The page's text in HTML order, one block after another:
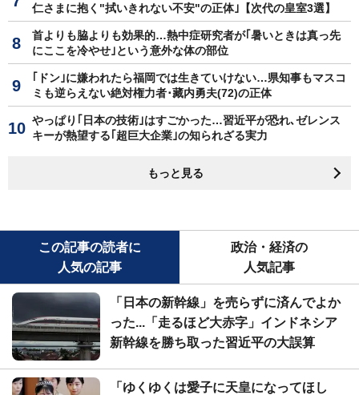
仁さまに抱く"拭いきれない不安"の正体｣【次代の皇室3選】
首よりも脇よりも効果的…熱中症研究者が｢暑いときは真っ先
にここを冷やせ｣という意外な体の部位
｢ドン｣に嫌われたら福岡では生きていけない…県知事もマスコ
ミも逆らえない絶対権力者･藏内勇夫(72)の正体
やっぱり｢日本の技術｣はすごかった…習近平が恐れ､ゼレンス
キーが熱望する｢超巨大企業｣の知られざる実力
もっと見る
この記事の読者に
人気の記事
政治・経済の
人気記事
「日本の新幹線」を売らずに済んでよか
った...「走るほど大赤字」インドネシア
新幹線を勝ち取った習近平の大誤算
「ゆくゆくは愛子に天皇になってほし